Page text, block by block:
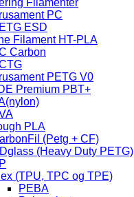
Filamenter
PC
ESD
Filament HT-PLA
Carbon
PETG V0
Premium PBT+
PLA
(Petg + CF)
(Heavy Duty PETG)
(TPU, TPC og TPE)
PEBA